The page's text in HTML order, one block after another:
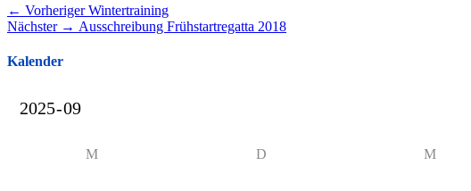
Beitragsnavigation
← Vorheriger Vorheriger
Beitrag:
Wintertraining
Nächster → Nächster
Ausschreibung Frühstartregatta 2018
Kalender
M D M